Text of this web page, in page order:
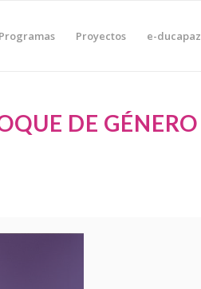
Programas Proyectos e-ducapaz
DE GÉNERO